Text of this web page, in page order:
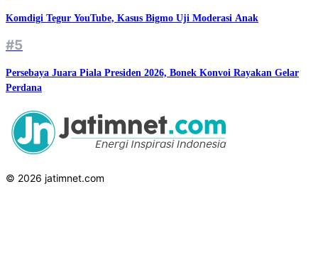
Komdigi Tegur YouTube, Kasus Bigmo Uji Moderasi Anak
#5
Persebaya Juara Piala Presiden 2026, Bonek Konvoi Rayakan Gelar
Perdana
© 2026 jatimnet.com